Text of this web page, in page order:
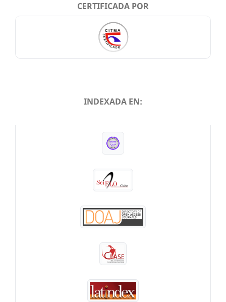
CERTIFICADA POR
INDEXADA EN: